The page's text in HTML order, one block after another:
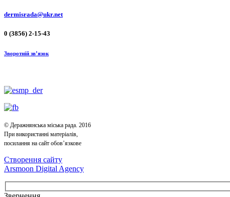
dermisrada@ukr.net
0 (3856) 2-15-43
Зворотній зв’язок
© Деражнянська міська рада. 2016
При використанні матеріалів,
посилання на сайт обов’язкове
Створення сайту
Arsmoon Digital Agency